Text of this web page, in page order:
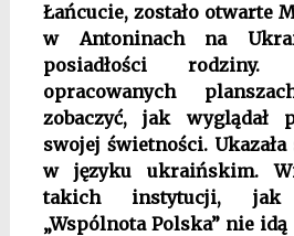
Łańcucie, zostało otwarte
w Antoninach na
posiadłości
opracowanych
zobaczyć, jak wyglądał
swojej świetności.
w języku ukraińskim.
takich instytucji, jak
„Wspólnota Polska” nie